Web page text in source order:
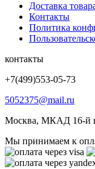
Доставка
Контакты
Политика
контакты
+7(499)553-05-73
5052375@mail.ru
Москва, МКАД 16-й
Мы принимаем к